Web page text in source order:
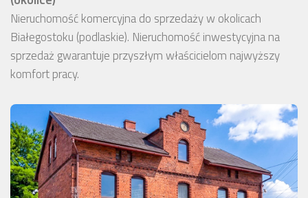
Nieruchomość komercyjna do sprzedaży w okolicach
Białegostoku (podlaskie). Nieruchomość inwestycyjna na
sprzedaż gwarantuje przyszłym właścicielom najwyższy
komfort pracy.